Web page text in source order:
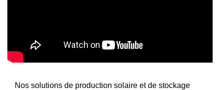
Nos solutions de production solaire et de stockage